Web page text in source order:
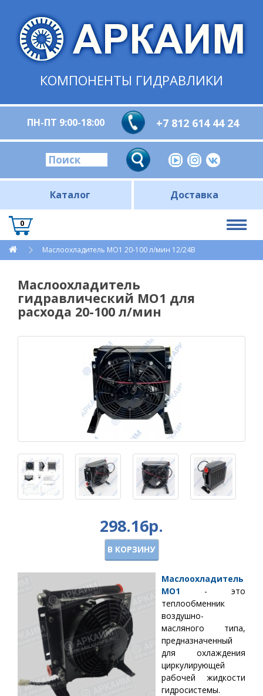
КОМПОНЕНТЫ ГИДРАВЛИКИ
ПН-ПТ 9:00-18:00 +7 812 614 44 24
Каталог Доставка
0
Маслоохладитель МО1 20-100 л/мин 12/24В
Маслоохладитель
гидравлический МО1 для
расхода 20-100 л/мин
298.16р.
В КОРЗИНУ
Маслоохладитель
МО1 - это
теплообменник
воздушно-
масляного типа,
предназначенный
для охлаждения
циркулирующей
рабочей жидкости
гидросистемы.